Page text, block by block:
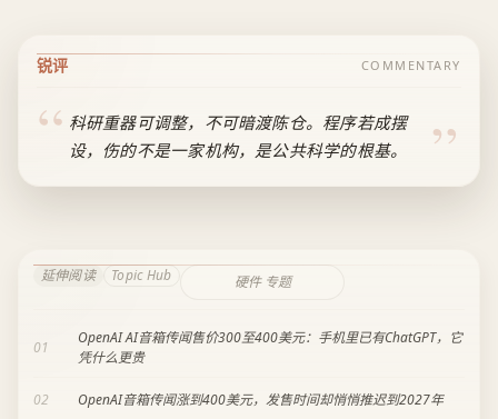
锐评 COMMENTARY
科研重器可调整，不可暗渡陈仓。程序若成摆
设，伤的不是一家机构，是公共科学的根基。
延伸阅读 Topic Hub 硬件 专题
01
OpenAI AI音箱传闻售价300至400美元：手机里已有ChatGPT，它
凭什么更贵
02 OpenAI音箱传闻涨到400美元，发售时间却悄悄推迟到2027年